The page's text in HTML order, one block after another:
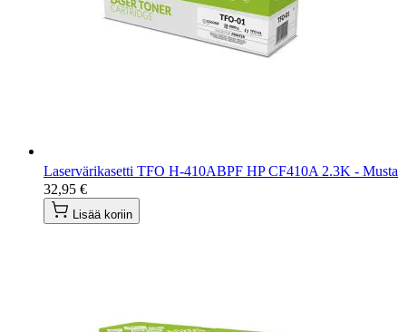
Laservärikasetti TFO H-410ABPF HP CF410A 2.3K - Musta
32,95 €
Lisää koriin